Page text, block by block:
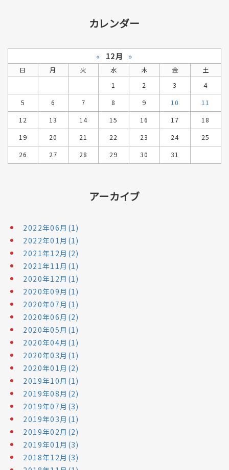
カレンダー
« 12月 »
日 月 火 水 木 金
土
1
2 3
4
5
6 7 8 9 10
11
12
13 14 15 16 17
18
19
20 21 22 23 24
25
26
27 28 29 30 31
アーカイブ
2022年06月(1)
2022年01月(1)
2021年12月(2)
2021年11月(1)
2020年12月(1)
2020年09月(1)
2020年07月(1)
2020年06月(2)
2020年05月(1)
2020年04月(1)
2020年03月(1)
2020年01月(2)
2019年10月(1)
2019年08月(2)
2019年07月(3)
2019年03月(1)
2019年02月(2)
2019年01月(3)
2018年12月(3)